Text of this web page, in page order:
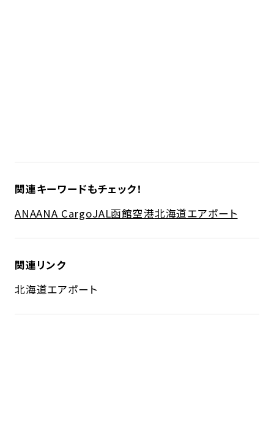
関連キーワードもチェック！
ANAANA CargoJAL函館空港北海道エアポート
関連リンク
北海道エアポート